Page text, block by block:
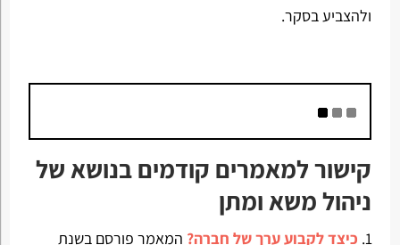
ולהצביע בסקר.
קישור למאמרים קודמים בנושא של
ניהול משא ומתן
כיצד לקבוע ערך של חברה? המאמר פורסם בשנת